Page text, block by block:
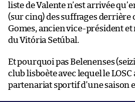
liste de Valente n’est arrivée
(sur cinq) des suffrages derrière
Gomes, ancien vice-président
du Vitória Setúbal.
Et pourquoi pas Belenenses
club lisboète avec lequel le LOSC
partenariat sportif d’une saison